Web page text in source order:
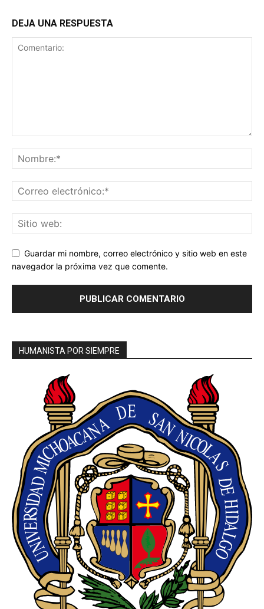
DEJA UNA RESPUESTA
Guardar mi nombre, correo electrónico y sitio web en este
navegador la próxima vez que comente.
HUMANISTA POR SIEMPRE